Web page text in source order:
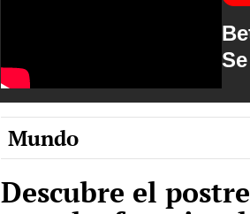
Mundo
Descubre el